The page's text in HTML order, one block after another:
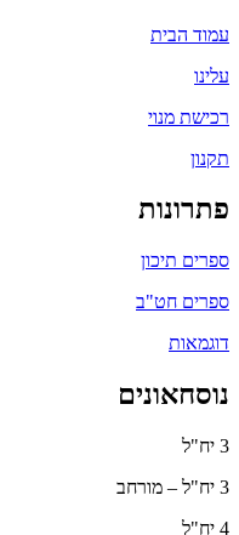
עמוד הבית
עלינו
רכישת מנוי
תקנון
פתרונות
ספרים תיכון
ספרים חט"ב
דוגמאות
נוסחאונים
3 יח"ל
3 יח"ל – מורחב
4 יח"ל